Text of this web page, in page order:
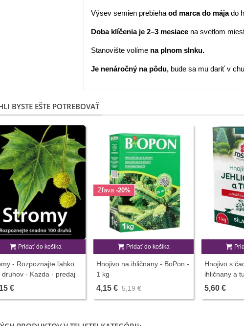
Výsev semien prebieha od marca do májado
Doba klíčenia je 2–3 mesiace na svetlom
Stanovište volíme na plnom slnku.
Je nenáročný na pôdu, bude sa mu dariť v
BYSTE EŠTE POTREBOVAŤ
Pridať do košíka
- Rozpoznajte ľahko
druhov - Kazda - predaj
- 1 ks
€
Zľava -20%
Pridať do košíka
Hnojivo na ihličnany - BoPon -
1 kg
4,15 € 5,19 €
Hnojivo s
ihličnany a
predaj hnojív
5,60 €